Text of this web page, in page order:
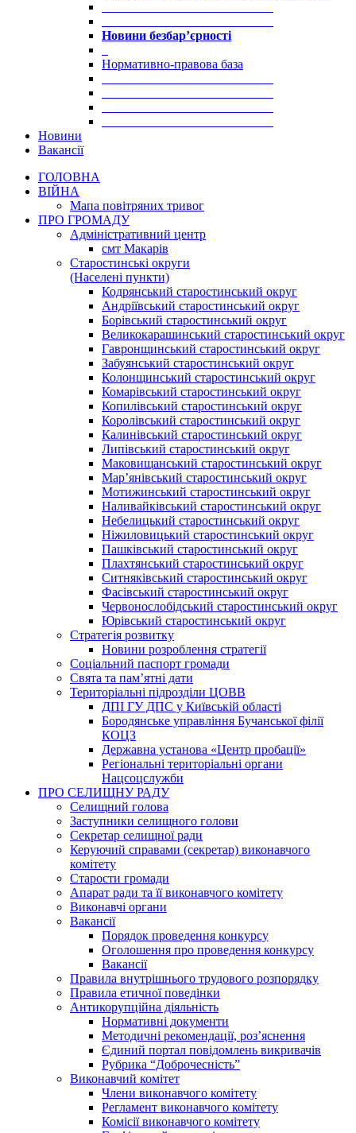
Новини безбар’єрності
Нормативно-правова база
Новини
Вакансії
ГОЛОВНА
ВІЙНА
Мапа повітряних тривог
ПРО ГРОМАДУ
Aдміністративний центр
смт Макарів
Старостинські округи
(Населені пункти)
Кодрянський старостинський округ
Андріївський старостинський округ
Борівський старостинський округ
Великокарашинський старостинський округ
Гавронщинський старостинський округ
Забуянський старостинський округ
Колонщинський старостинський округ
Комарівський старостинський округ
Копилівський старостинський округ
Королівський старостинський округ
Калинівський старостинський округ
Липівський старостинський округ
Маковищанський старостинський округ
Мар’янівський старостинський округ
Мотижинський старостинський округ
Наливайківський старостинський округ
Небелицький старостинський округ
Ніжиловицький старостинський округ
Пашківський старостинський округ
Плахтянський старостинський округ
Ситняківський старостинський округ
Фасівський старостинський округ
Червонослобідський старостинський округ
Юрівський старостинський округ
Стратегія розвитку
Новини розроблення стратегії
Соціальний паспорт громади
Свята та пам’ятні дати
Територіальні підрозділи ЦОВВ
ДПІ ГУ ДПС у Київській області
Бородянське управління Бучанської філії
КОЦЗ
Державна установа «Центр пробації»
Регіональні територіальні органи
Нацсоцслужби
ПРО СЕЛИЩНУ РАДУ
Селищний голова
Заступники селищного голови
Секретар селищної ради
Керуючий справами (секретар) виконавчого
комітету
Старости громади
Апарат ради та її виконавчого комітету
Виконавчі органи
Вакансії
Порядок проведення конкурсу
Оголошення про проведення конкурсу
Вакансії
Правила внутрішнього трудового розпорядку
Правила етичної поведінки
Антикорупційна діяльність
Нормативні документи
Методичні рекомендації, роз’яснення
Єдиний портал повідомлень викривачів
Рубрика “Доброчесність”
Виконавчий комітет
Члени виконавчого комітету
Регламент виконавчого комітету
Комісії виконавчого комітету